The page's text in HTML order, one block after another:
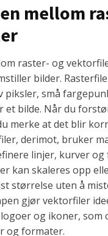
mellom
raster- og
bilder.
piksler, små
et bilde. Når du
merke at det blir
derimot, bruker
linjer, kurver og
kan skaleres opp
størrelse uten å
gjør vektorfiler
og ikoner, som
og formater.